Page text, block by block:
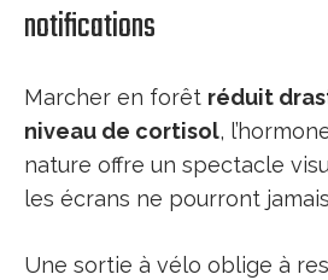
notifications
Marcher en forêt réduit
niveau de cortisol,
nature offre un spectacle
les écrans ne pourront
Une sortie à vélo oblige à